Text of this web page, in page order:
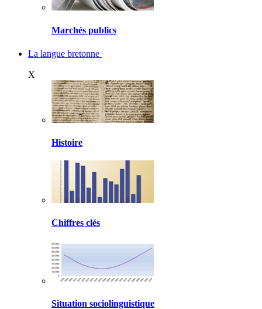
Marchés publics
La langue bretonne
X
Histoire
Chiffres clés
Situation sociolinguistique